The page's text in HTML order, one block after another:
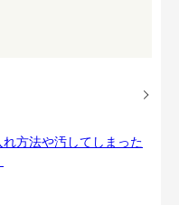
方法や汚してしまった